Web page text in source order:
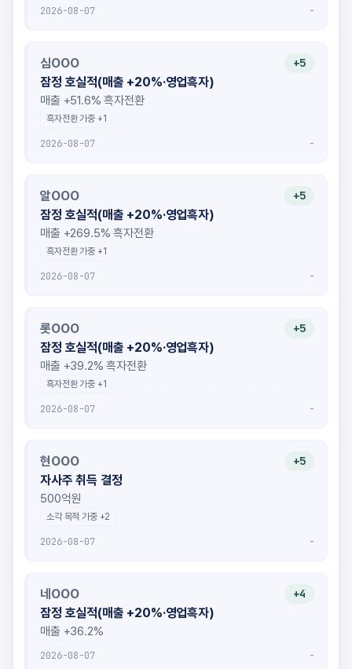
2026-08-07 -
심OOO +5
잠정 호실적(매출 +20%·영업흑자)
매출 +51.6% 흑자전환
흑자전환 가중 +1
2026-08-07 -
알OOO +5
잠정 호실적(매출 +20%·영업흑자)
매출 +269.5% 흑자전환
흑자전환 가중 +1
2026-08-07 -
롯OOO +5
잠정 호실적(매출 +20%·영업흑자)
매출 +39.2% 흑자전환
흑자전환 가중 +1
2026-08-07 -
현OOO +5
자사주 취득 결정
500억원
소각 목적 가중 +2
2026-08-07 -
네OOO +4
잠정 호실적(매출 +20%·영업흑자)
매출 +36.2%
2026-08-07 -